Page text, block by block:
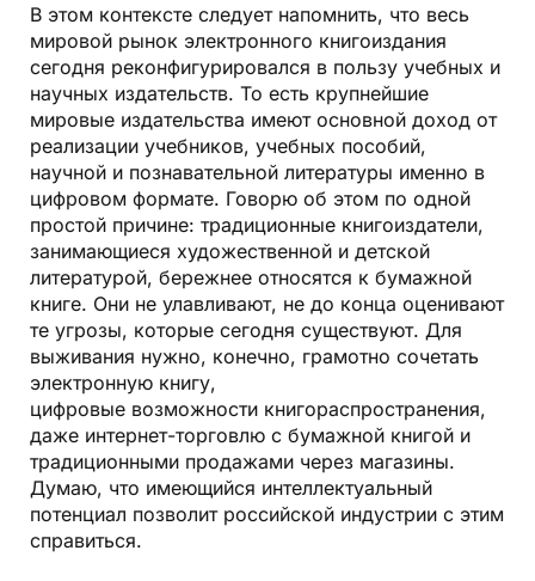
В этом контексте следует напомнить, что весь
мировой рынок электронного книгоиздания
сегодня реконфигурировался в пользу учебных и
научных издательств. То есть крупнейшие
мировые издательства имеют основной доход от
реализации учебников, учебных пособий,
научной и познавательной литературы именно в
цифровом формате. Говорю об этом по одной
простой причине: традиционные книгоиздатели,
занимающиеся художественной и детской
литературой, бережнее относятся к бумажной
книге. Они не улавливают, не до конца оценивают
те угрозы, которые сегодня существуют. Для
выживания нужно, конечно, грамотно сочетать
электронную книгу,
цифровые возможности книгораспространения,
даже интернет-торговлю с бумажной книгой и
традиционными продажами через магазины.
Думаю, что имеющийся интеллектуальный
потенциал позволит российской индустрии с этим
справиться.